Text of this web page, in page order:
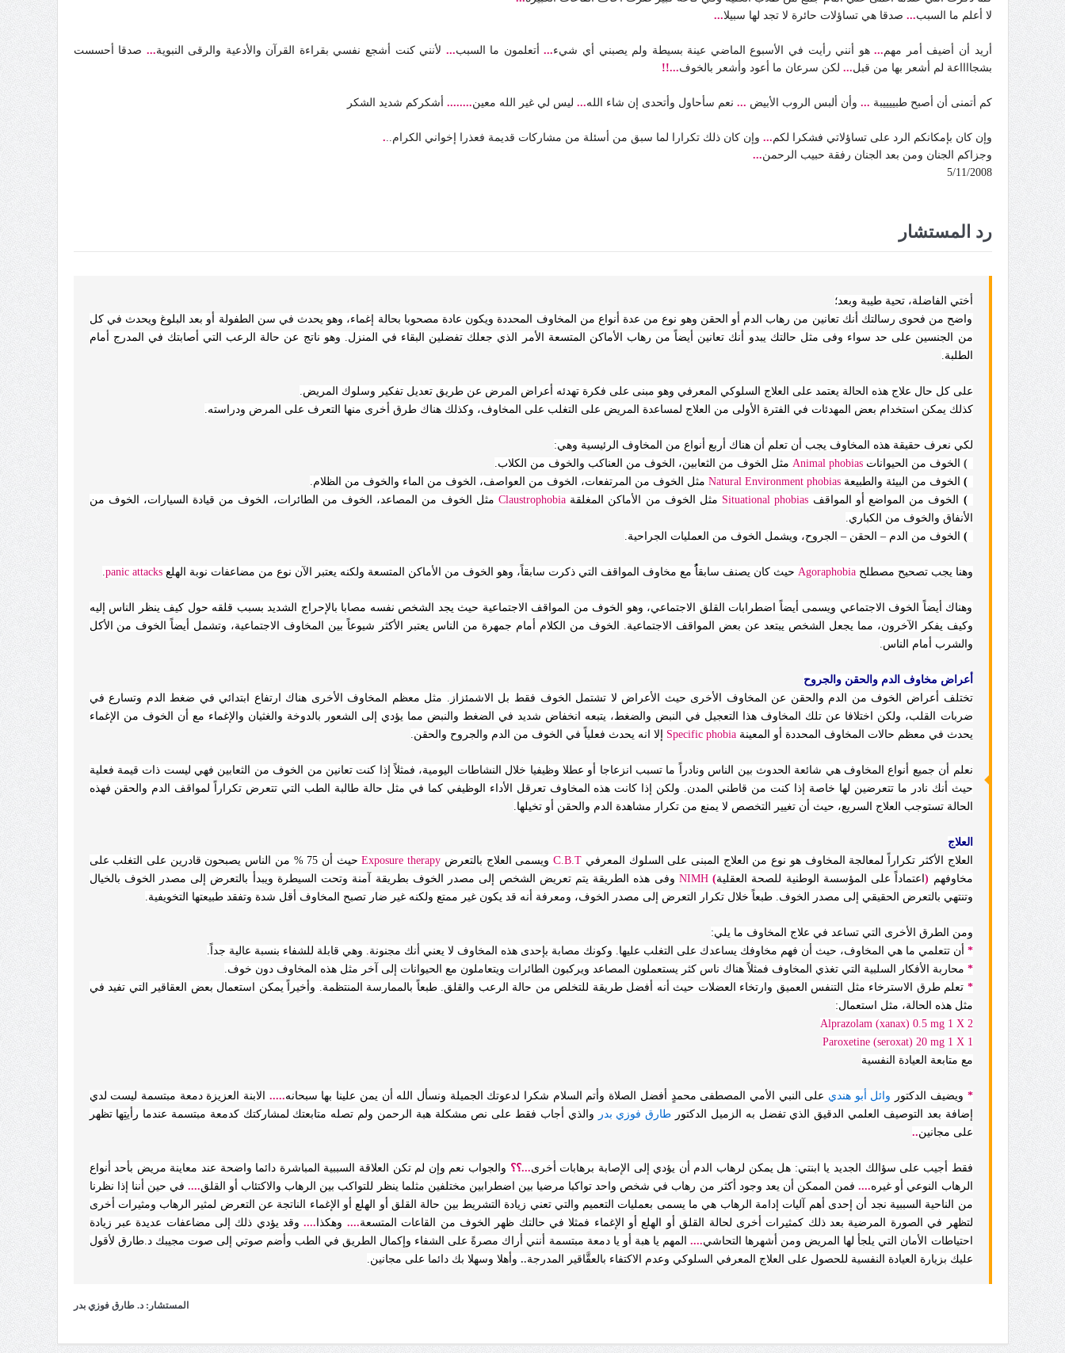
لا أعلم ما السبب... صدقا هي تساؤلات حائرة لا تجد لها سبيلا...
أريد أن أضيف أمر مهم...هو أنني رأيت في الأسبوع الماضي عينة بسيطة ولم يصبني أي شيء...أتعلمون ما السبب... لأنني كنت أشجع نفسي بقراءة القرآن والأدعية والرقى النبوية... صدقا أحسست
بشجااااعة لم أشعر بها من قبل... لكن سرعان ما أعود وأشعر بالخوف...!!
كم أتمنى أن أصبح طبييييبة ... وأن ألبس الروب الأبيض ... نعم سأحاول وأتحدى إن شاء الله... ليس لي غير الله معين........ أشكركم شديد الشكر
وإن كان بإمكانكم الرد على تساؤلاتي فشكرا لكم... وإن كان ذلك تكرارا لما سبق من أسئلة من مشاركات قديمة فعذرا إخواني الكرام...
وجزاكم الجنان ومن بعد الجنان رفقة حبيب الرحمن...
5/11/2008
رد المستشار
أختي الفاضلة، تحية طيبة وبعد؛
واضح من فحوى رسالتك أنك تعانين من رهاب الدم أو الحقن وهو نوع من عدة أنواع من المخاوف المحددة ويكون عادة مصحوبا بحالة إغماء، وهو يحدث في سن الطفولة أو بعد البلوغ ويحدث في كل
من الجنسين على حد سواء وفى مثل حالتك يبدو أنك تعانين أيضاً من رهاب الأماكن المتسعة الأمر الذي جعلك تفضلين البقاء في المنزل. وهو ناتج عن حالة الرعب التي أصابتك في المدرج أمام
الطلبة.
على كل حال علاج هذه الحالة يعتمد على العلاج السلوكي المعرفي وهو مبنى على فكرة تهدئه أعراض المرض عن طريق تعديل تفكير وسلوك المريض.
كذلك يمكن استخدام بعض المهدئات في الفترة الأولى من العلاج لمساعدة المريض على التغلب على المخاوف، وكذلك هناك طرق أخرى منها التعرف على المرض ودراسته.
لكي نعرف حقيقة هذه المخاوف يجب أن تعلم أن هناك أربع أنواع من المخاوف الرئيسية وهي:
1)
الخوف من الحيوانات Animal phobias
مثل الخوف من الثعابين، الخوف من العناكب والخوف من الكلاب.
2)
الخوف من البيئة والطبيعة Natural Environment phobias
مثل الخوف من المرتفعات، الخوف من العواصف، الخوف من الماء والخوف من الظلام.
3)
الخوف من المواضع أو المواقف Situational phobias مثل الخوف من الأماكن المغلقة Claustrophobia مثل الخوف من المصاعد، الخوف من الطائرات، الخوف من قيادة السيارات، الخوف من
الأنفاق والخوف من الكباري.
4)
الخوف من الدم – الحقن – الجروح، ويشمل الخوف من العمليات الجراحية.
وهنا يجب تصحيح مصطلح Agoraphobia حيث كان يصنف سابقاًُ مع مخاوف المواقف التي ذكرت سابقاً، وهو الخوف من الأماكن المتسعة ولكنه يعتبر الآن نوع من مضاعفات نوبة الهلع panic attacks
.
وهناك أيضاً الخوف الاجتماعي ويسمى أيضاً اضطرابات القلق الاجتماعي، وهو الخوف من المواقف الاجتماعية حيث يجد الشخص نفسه مصابا بالإحراج الشديد بسبب قلقه حول كيف ينظر الناس إليه
وكيف يفكر الآخرون، مما يجعل الشخص يبتعد عن بعض المواقف الاجتماعية. الخوف من الكلام أمام جمهرة من الناس يعتبر الأكثر شيوعاً بين المخاوف الاجتماعية، وتشمل أيضاً الخوف من الأكل
والشرب أمام الناس.
أعراض مخاوف الدم والحقن والجروح
تختلف أعراض الخوف من الدم والحقن عن المخاوف الأخرى حيث الأعراض لا تشتمل الخوف فقط بل الاشمئزاز. مثل معظم المخاوف الأخرى هناك ارتفاع ابتدائي في ضغط الدم وتسارع في
ضربات القلب، ولكن اختلافا عن تلك المخاوف هذا التعجيل في النبض والضغط، يتبعه انخفاض شديد في الضغط والنبض مما يؤدي إلى الشعور بالدوخة والغثيان والإغماء مع أن الخوف من الإغماء
يحدث في معظم حالات المخاوف المحددة أو المعينة
Specific phobia إلا انه يحدث فعلياً في الخوف من الدم والجروح والحقن.
نعلم أن جميع أنواع المخاوف هي شائعة الحدوث بين الناس ونادراً ما تسبب انزعاجا أو عطلا وظيفيا خلال النشاطات اليومية، فمثلاً إذا كنت تعانين من الخوف من الثعابين فهي ليست ذات قيمة فعلية
حيث أنك نادر ما تتعرضين لها خاصة إذا كنت من قاطني المدن. ولكن إذا كانت هذه المخاوف تعرقل الأداء الوظيفي كما في مثل حالة طالبة الطب التي تتعرض تكراراً لمواقف الدم والحقن فهذه
الحالة تستوجب العلاج السريع، حيث أن تغيير التخصص لا يمنع من تكرار مشاهدة الدم والحقن أو تخيلها.
العلاج
العلاج الأكثر تكراراً لمعالجة المخاوف هو نوع من العلاج المبنى على السلوك المعرفي
C.B.T ويسمى العلاج بالتعرض Exposure therapy
حيث أن 75 % من الناس يصبحون قادرين على التغلب على
مخاوفهم (اعتماداً على المؤسسة الوطنية للصحة العقلية)
NIMH وفى هذه الطريقة يتم تعريض الشخص إلى مصدر الخوف بطريقة آمنة وتحت السيطرة ويبدأ بالتعرض إلى مصدر الخوف بالخيال
وتنتهي بالتعرض الحقيقي إلى مصدر الخوف. طبعاً خلال تكرار التعرض إلى مصدر الخوف، ومعرفة أنه قد يكون غير ممتع ولكنه غير ضار تصبح المخاوف أقل شدة وتفقد طبيعتها التخويفية.
ومن الطرق الأخرى التي تساعد في علاج المخاوف ما يلي:
* أن تتعلمي ما هي المخاوف، حيث أن فهم مخاوفك يساعدك على التغلب عليها. وكونك مصابة بإحدى هذه المخاوف لا يعني أنك مجنونة. وهي قابلة للشفاء بنسبة عالية جداً.
* محاربة الأفكار السلبية التي تغذي المخاوف فمثلاً هناك ناس كثر يستعملون المصاعد ويركبون الطائرات ويتعاملون مع الحيوانات إلى آخر مثل هذه المخاوف دون خوف.
* تعلم طرق الاسترخاء مثل التنفس العميق وارتخاء العضلات حيث أنه أفضل طريقة للتخلص من حالة الرعب والقلق. طبعاً بالممارسة المنتظمة. وأخيراً يمكن استعمال بعض العقاقير التي تفيد في
مثل هذه الحالة، مثل استعمال:
Alprazolam(xanax) 0.5 mg 1 X 2
Paroxetine (seroxat) 20 mg 1 X 1
مع متابعة العيادة النفسية
* ويضيف الدكتور وائل أبو هندي على النبي الأمي المصطفى محمدٍ أفضل الصلاة وأتم السلام شكرا لدعوتك الجميلة ونسأل الله أن يمن علينا بها سبحانه..... الابنة العزيزة دمعة مبتسمة ليست لدي
إضافة بعد التوصيف العلمي الدقيق الذي تفضل به الزميل الدكتور طارق فوزي بدر
والذي أجاب فقط على نص مشكلة هبة الرحمن ولم تصله متابعتك لمشاركتك كدمعة مبتسمة عندما رأيتِها تظهر
على مجانين..
فقط أجيب على سؤالك الجديد يا ابنتي: هل يمكن لرهاب الدم أن يؤدي إلى الإصابة برهابات أخرى...؟؟ والجواب نعم وإن لم تكن العلاقة السببية المباشرة دائما واضحة عند معاينة مريض بأحد أنواع
الرهاب النوعي أو غيره.... فمن الممكن أن يعد وجود أكثر من رهاب في شخص واحد تواكبا مرضيا بين اضطرابين مختلفين مثلما ينظر للتواكب بين الرهاب والاكتئاب أو القلق.... في حين أننا إذا نظرنا
من الناحية السببية نجد أن إحدى أهم آليات إدامة الرهاب هي ما يسمى بعمليات التعميم والتي تعني زيادة التشريط بين حالة القلق أو الهلع أو الإغماء الناتجة عن التعرض لمثير الرهاب ومثيرات أخرى
لتظهر في الصورة المرضية بعد ذلك كمثيرات أخرى لحالة القلق أو الهلع أو الإغماء فمثلا في حالتك ظهر الخوف من القاعات المتسعة.... وهكذا ....وقد يؤدي ذلك إلى مضاعفات عديدة عبر زيادة
احتياطات الأمان التي يلجأ لها المريض ومن أشهرها التحاشي.... المهم يا هبة أو يا دمعة مبتسمة أنني أراك مصرةً على الشفاء وإكمال الطريق في الطب وأضم صوتي إلى صوت مجيبك د.طارق لأقول
عليك بزيارة العيادة النفسية للحصول على العلاج المعرفي السلوكي وعدم الاكتفاء بالعقَّاقير المدرجة.. وأهلا وسهلا بك دائما على مجانين.
المستشار: د. طارق فوزي بدر